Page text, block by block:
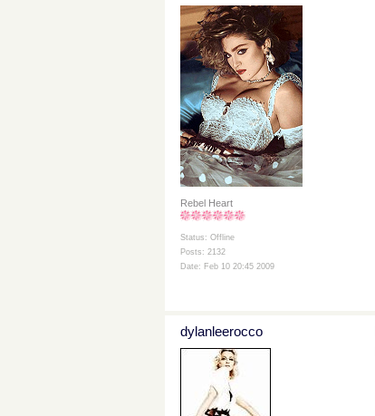
Rebel Heart
Status: Offline
Posts: 2132
Date: Feb 10 20:45 2009
dylanleerocco